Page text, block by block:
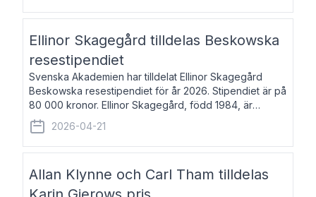
Ellinor Skagegård tilldelas Beskowska
resestipendiet
Svenska Akademien har tilldelat Ellinor Skagegård
Beskowska resestipendiet för år 2026. Stipendiet är på
80 000 kronor. Ellinor Skagegård, född 1984, är
författare, journalist och musiker. Hon skriver
återkommande för Svenska Dagbladet, Ups
2026-04-21
Allan Klynne och Carl Tham tilldelas